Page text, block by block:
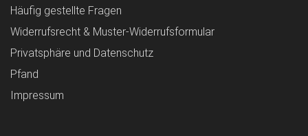
Häufig gestellte Fragen
Widerrufsrecht & Muster-Widerrufsformular
Privatsphäre und Datenschutz
Pfand
Impressum